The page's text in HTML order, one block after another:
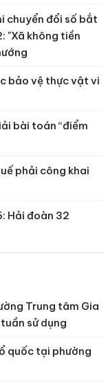
chuyển đổi số bắt
"Xã không tiền
bảo vệ thực vật vi
bài toán “điểm
phải công khai
Hải đoàn 32
Trung tâm Gia
sử dụng
quốc tại phường